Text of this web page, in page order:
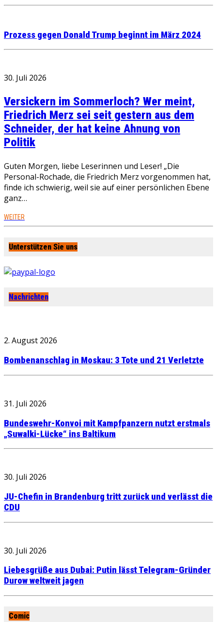
Prozess gegen Donald Trump beginnt im März 2024
30. Juli 2026
Versickern im Sommerloch? Wer meint,
Friedrich Merz sei seit gestern aus dem
Schneider, der hat keine Ahnung von
Politik
Guten Morgen, liebe Leserinnen und Leser! „Die
Personal-Rochade, die Friedrich Merz vorgenommen hat,
finde ich schwierig, weil sie auf einer persönlichen Ebene
ganz…
WEITER
Unterstützen Sie uns
Nachrichten
2. August 2026
Bombenanschlag in Moskau: 3 Tote und 21 Verletzte
31. Juli 2026
Bundeswehr-Konvoi mit Kampfpanzern nutzt erstmals
„Suwalki-Lücke“ ins Baltikum
30. Juli 2026
JU-Chefin in Brandenburg tritt zurück und verlässt die
CDU
30. Juli 2026
Liebesgrüße aus Dubai: Putin lässt Telegram-Gründer
Durow weltweit jagen
Comic